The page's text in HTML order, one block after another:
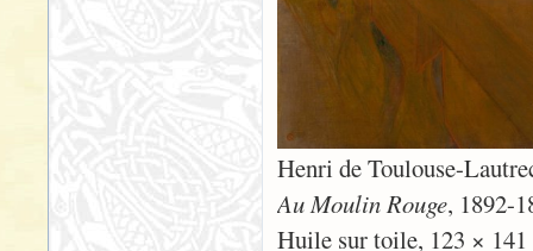
Henri de Toulouse-
Au Moulin Rouge, 1892-
Huile sur toile, 123 × 141